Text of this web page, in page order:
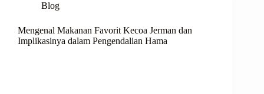
Blog
Mengenal Makanan Favorit Kecoa Jerman dan
Implikasinya dalam Pengendalian Hama